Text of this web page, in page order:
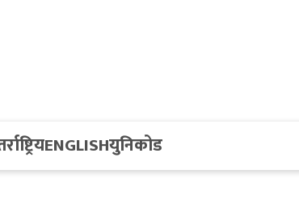
ENGLISHयुनिकोड